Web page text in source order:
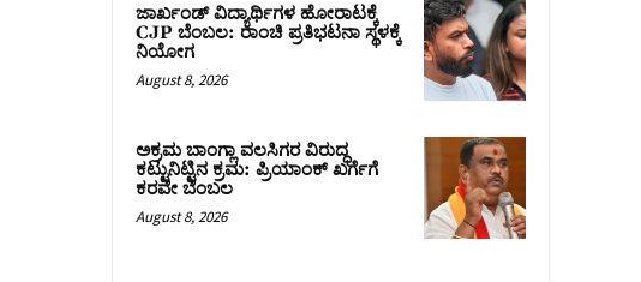
ಜಾರ್ಖಂಡ್‌ ವಿದ್ಯಾರ್ಥಿಗಳ ಹೋರಾಟಕ್ಕೆ
CJP ಬೆಂಬಲ: ರಾಂಚಿ ಪ್ರತಿಭಟನಾ ಸ್ಥಳಕ್ಕೆ
ನಿಯೋಗ
August 8, 2026
ಅಕ್ರಮ ಬಾಂಗ್ಲಾ ವಲಸಿಗರ ವಿರುದ್ಧ
ಕಟ್ಟುನಿಟ್ಟಿನ ಕ್ರಮ: ಪ್ರಿಯಾಂಕ್ ಖರ್ಗೆಗೆ
ಕರವೇ ಬೆಂಬಲ
August 8, 2026